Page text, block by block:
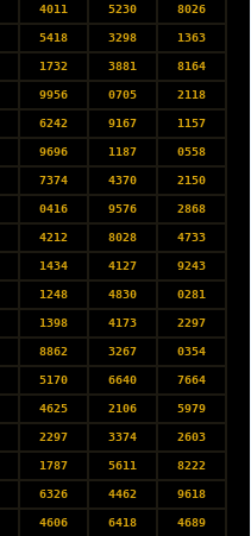
4011 5230 8026
5418 3298 1363
1732 3881 8164
9956 0705 2118
6242 9167 1157
9696 1187 0558
7374 4370 2150
0416 9576 2868
4212 8028 4733
1434 4127 9243
1248 4830 0281
1398 4173 2297
8862 3267 0354
5170 6640 7664
4625 2106 5979
2297 3374 2603
1787 5611 8222
6326 4462 9618
4606 6418 4689